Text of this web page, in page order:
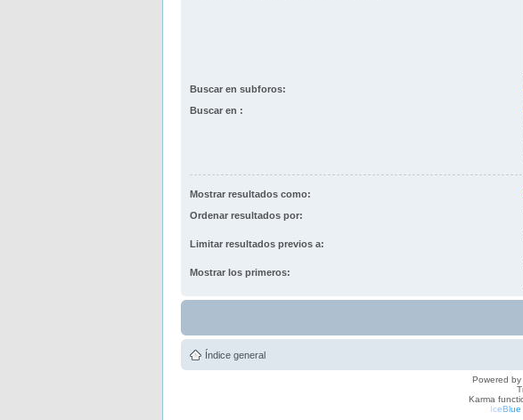
Buscar en subforos:
Buscar en :
Mostrar resultados como:
Ordenar resultados por:
Limitar resultados previos a:
Mostrar los primeros:
Índice general
Powered by
Karma
IceBlue